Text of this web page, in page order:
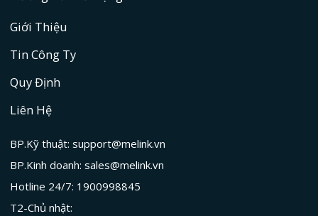
Giới Thiệu
Tin Công Ty
Quy Định
Liên Hệ
BP.Kỹ thuật: support@melink.vn
BP.Kinh doanh: sales@melink.vn
Hotline 24/7: 1900998845
T2-Chủ nhật: